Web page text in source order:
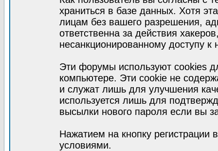
храниться в базе данных. Хотя
лицам без вашего разрешения,
ответственна за действия
несанкционированному доступу к
Эти форумы используют cookies
компьютере. Эти cookie не
и служат лишь для улучшения
используется лишь для
высылки нового пароля если вы
Нажатием на кнопку регистрации
условиями.